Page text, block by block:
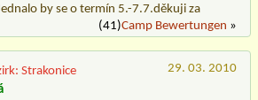
by se o termín 5.-7.7.děkuji za
(41)Camp Bewertungen »
Strakonice
29. 03. 2010